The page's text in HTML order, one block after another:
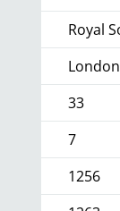
Royal
London
33
7
1256